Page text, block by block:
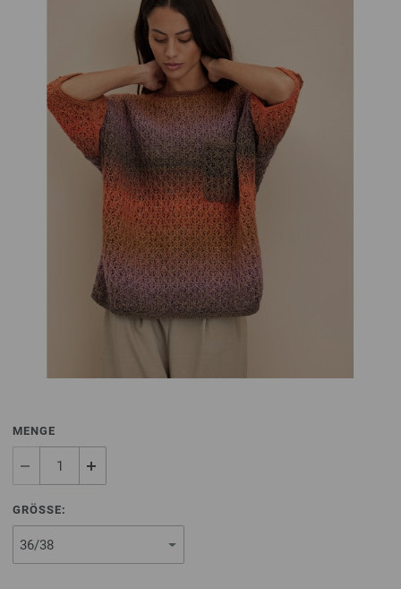
MENGE
GRÖSSE: